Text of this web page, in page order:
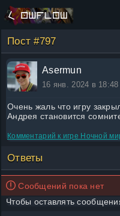
Пост #797
Asermun
16 янв. 2024 в 18:48
Очень жаль что игру
Андрея становится
Комментарий к игре Ночной
Ответы
Сообщений пока нет
Чтобы оставлять